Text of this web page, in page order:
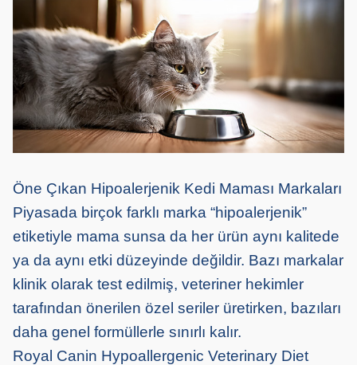
Öne Çıkan Hipoalerjenik Kedi Maması Markaları
Piyasada birçok farklı marka “hipoalerjenik”
etiketiyle mama sunsa da her ürün aynı kalitede
ya da aynı etki düzeyinde değildir. Bazı markalar
klinik olarak test edilmiş, veteriner hekimler
tarafından önerilen özel seriler üretirken, bazıları
daha genel formüllerle sınırlı kalır.
Royal Canin Hypoallergenic Veterinary Diet